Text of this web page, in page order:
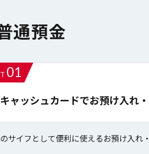
通預金
01
キャッシュカードでお預け入れ
サイフとして便利に使えるお預け入れ